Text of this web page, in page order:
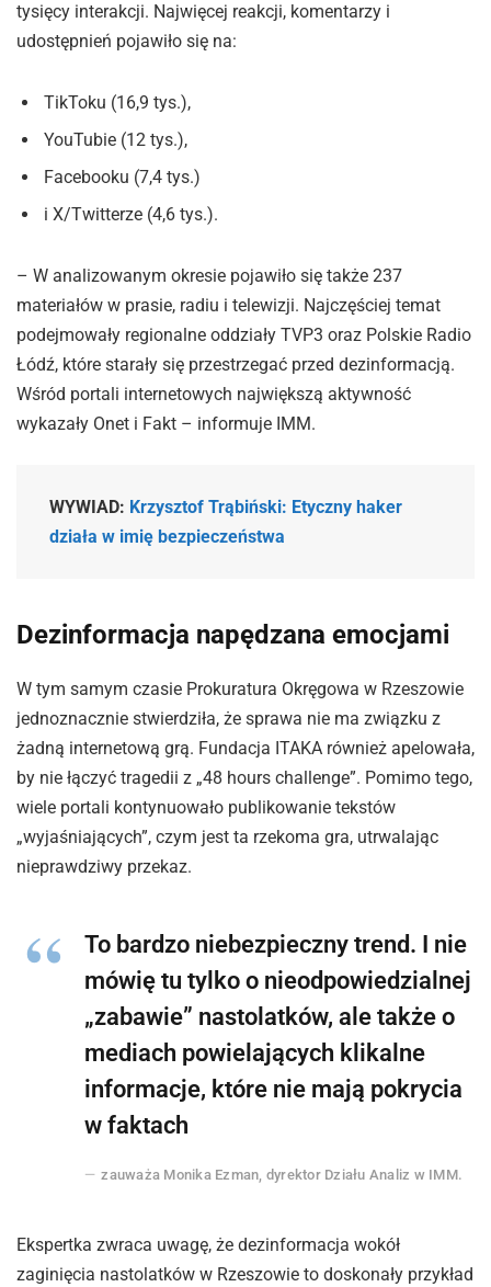
tysięcy interakcji. Najwięcej reakcji, komentarzy i
udostępnień pojawiło się na:
TikToku (16,9 tys.),
YouTubie (12 tys.),
Facebooku (7,4 tys.)
i X/Twitterze (4,6 tys.).
– W analizowanym okresie pojawiło się także 237
materiałów w prasie, radiu i telewizji. Najczęściej temat
podejmowały regionalne oddziały TVP3 oraz Polskie Radio
Łódź, które starały się przestrzegać przed dezinformacją.
Wśród portali internetowych największą aktywność
wykazały Onet i Fakt – informuje IMM.
WYWIAD: Krzysztof Trąbiński: Etyczny haker
działa w imię bezpieczeństwa
Dezinformacja napędzana emocjami
W tym samym czasie Prokuratura Okręgowa w Rzeszowie
jednoznacznie stwierdziła, że sprawa nie ma związku z
żadną internetową grą. Fundacja ITAKA również apelowała,
by nie łączyć tragedii z „48 hours challenge”. Pomimo tego,
wiele portali kontynuowało publikowanie tekstów
„wyjaśniających”, czym jest ta rzekoma gra, utrwalając
nieprawdziwy przekaz.
To bardzo niebezpieczny trend. I nie
mówię tu tylko o nieodpowiedzialnej
„zabawie” nastolatków, ale także o
mediach powielających klikalne
informacje, które nie mają pokrycia
w faktach
zauważa Monika Ezman, dyrektor Działu Analiz w IMM.
Ekspertka zwraca uwagę, że dezinformacja wokół
zaginięcia nastolatków w Rzeszowie to doskonały przykład